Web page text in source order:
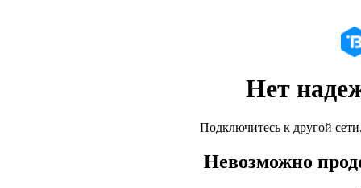
Нет
Подключитесь к другой
Невозможно